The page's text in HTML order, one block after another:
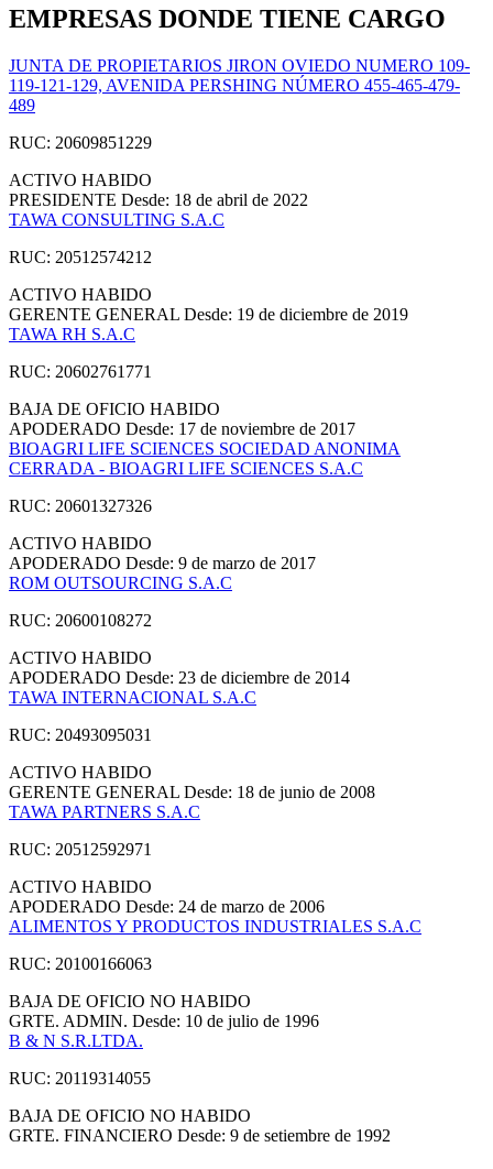
EMPRESAS DONDE TIENE CARGO
JUNTA DE PROPIETARIOS JIRON OVIEDO NUMERO 109-
119-121-129, AVENIDA PERSHING NÚMERO 455-465-479-
489
RUC: 20609851229
ACTIVO HABIDO
PRESIDENTE Desde: 18 de abril de 2022
TAWA CONSULTING S.A.C
RUC: 20512574212
ACTIVO HABIDO
GERENTE GENERAL Desde: 19 de diciembre de 2019
TAWA RH S.A.C
RUC: 20602761771
BAJA DE OFICIO HABIDO
APODERADO Desde: 17 de noviembre de 2017
BIOAGRI LIFE SCIENCES SOCIEDAD ANONIMA
CERRADA - BIOAGRI LIFE SCIENCES S.A.C
RUC: 20601327326
ACTIVO HABIDO
APODERADO Desde: 9 de marzo de 2017
ROM OUTSOURCING S.A.C
RUC: 20600108272
ACTIVO HABIDO
APODERADO Desde: 23 de diciembre de 2014
TAWA INTERNACIONAL S.A.C
RUC: 20493095031
ACTIVO HABIDO
GERENTE GENERAL Desde: 18 de junio de 2008
TAWA PARTNERS S.A.C
RUC: 20512592971
ACTIVO HABIDO
APODERADO Desde: 24 de marzo de 2006
ALIMENTOS Y PRODUCTOS INDUSTRIALES S.A.C
RUC: 20100166063
BAJA DE OFICIO NO HABIDO
GRTE. ADMIN. Desde: 10 de julio de 1996
B & N S.R.LTDA.
RUC: 20119314055
BAJA DE OFICIO NO HABIDO
GRTE. FINANCIERO Desde: 9 de setiembre de 1992